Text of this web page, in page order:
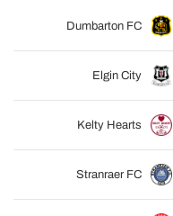
Dumbarton FC
Elgin City
Kelty Hearts
Stranraer FC